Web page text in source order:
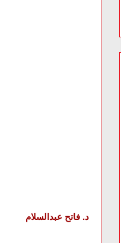
د. فاتح عبدالسلام